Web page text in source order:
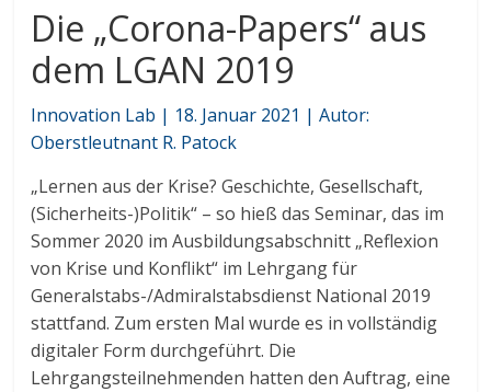
Die „Corona-Papers“ aus
dem LGAN 2019
Innovation Lab | 18. Januar 2021 | Autor:
Oberstleutnant R. Patock
„Lernen aus der Krise? Geschichte, Gesellschaft,
(Sicherheits-)Politik“ – so hieß das Seminar, das im
Sommer 2020 im Ausbildungsabschnitt „Reflexion
von Krise und Konflikt“ im Lehrgang für
Generalstabs-/Admiralstabsdienst National 2019
stattfand. Zum ersten Mal wurde es in vollständig
digitaler Form durchgeführt. Die
Lehrgangsteilnehmenden hatten den Auftrag, eine